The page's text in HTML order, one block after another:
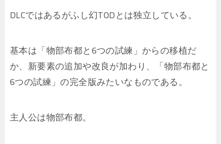
DLCではあるがふし幻TODとは独立している。
基本は「物部布都と6つの試練」からの移植だ
か、新要素の追加や改良が加わり、「物部布都と
6つの試練」の完全版みたいなものである。
主人公は物部布都。